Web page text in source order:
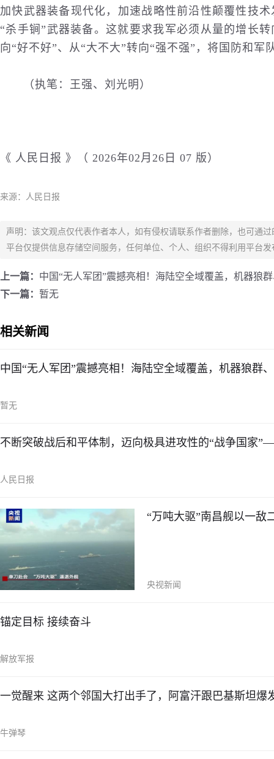
加快武器装备现代化，加速战略性前沿性颠覆性技
“杀手锏”武器装备。这就要求我军必须从量的增长
向“好不好”、从“大不大”转向“强不强”，将国防和军
（执笔：王强、刘光明）
《 人民日报 》（ 2026年02月26日 07 版）
来源：人民日报
声明：该文观点仅代表作者本人，如有侵权请联系作者删除，也可通
平台仅提供信息存储空间服务，任何单位、个人、组织不得利用平台
上一篇： 中国“无人军团”震撼亮相！海陆空全域覆盖，机器狼
下一篇： 暂无
相关新闻
中国“无人军团”震撼亮相！海陆空全域覆盖，机器狼群
暂无
不断突破战后和平体制，迈向极具进攻性的“战争国家
人民日报
“万吨大驱”南昌舰以一敌
央视新闻
锚定目标 接续奋斗
解放军报
一觉醒来 这两个邻国大打出手了，阿富汗跟巴基斯坦爆
牛弹琴